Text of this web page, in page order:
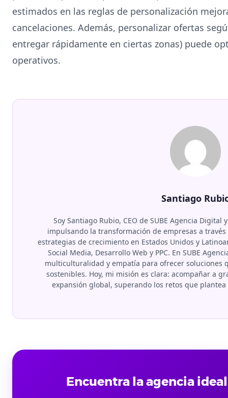
estimados en las reglas de personalización
cancelaciones. Además, personalizar ofertas
entregar rápidamente en ciertas zonas) puede
operativos.
Santiago
Soy Santiago Rubio, CEO de SUBE Agencia
impulsando la transformación de empresas a
estrategias de crecimiento en Estados Unidos y
Social Media, Desarrollo Web y PPC. En SUBE
multiculturalidad y empatía para ofrecer soluciones
sostenibles. Hoy, mi misión es clara: acompañar a
expansión global, superando los retos que
Encuentra la agencia